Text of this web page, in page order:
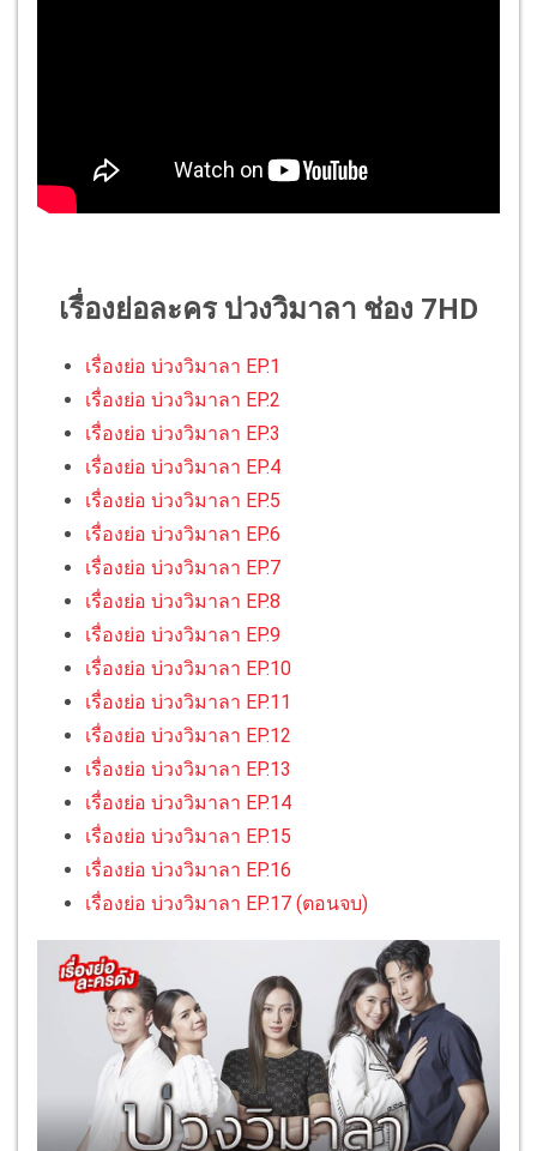
เรื่องย่อละคร บ่วงวิมาลา ช่อง 7HD
เรื่องย่อ บ่วงวิมาลา EP.1
เรื่องย่อ บ่วงวิมาลา EP.2
เรื่องย่อ บ่วงวิมาลา EP.3
เรื่องย่อ บ่วงวิมาลา EP.4
เรื่องย่อ บ่วงวิมาลา EP.5
เรื่องย่อ บ่วงวิมาลา EP.6
เรื่องย่อ บ่วงวิมาลา EP.7
เรื่องย่อ บ่วงวิมาลา EP.8
เรื่องย่อ บ่วงวิมาลา EP.9
เรื่องย่อ บ่วงวิมาลา EP.10
เรื่องย่อ บ่วงวิมาลา EP.11
เรื่องย่อ บ่วงวิมาลา EP.12
เรื่องย่อ บ่วงวิมาลา EP.13
เรื่องย่อ บ่วงวิมาลา EP.14
เรื่องย่อ บ่วงวิมาลา EP.15
เรื่องย่อ บ่วงวิมาลา EP.16
เรื่องย่อ บ่วงวิมาลา EP.17 (ตอนจบ)